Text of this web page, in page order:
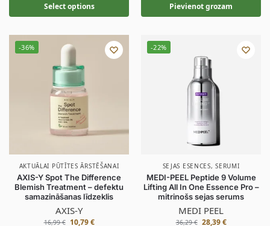
Select options Pievienot grozam
-36%
AKTUĀLAI PŪTĪTES ĀRSTĒŠANAI
AXIS-Y Spot The Difference
Blemish Treatment – defektu
samazināšanas līdzeklis
AXIS-Y
16,99€ 10,79€
-22%
SEJAS ESENCES,SERUMI
MEDI-PEEL Peptide 9 Volume
Lifting All In One Essence Pro –
mitrinošs sejas serums
MEDI PEEL
36,29€ 28,39€